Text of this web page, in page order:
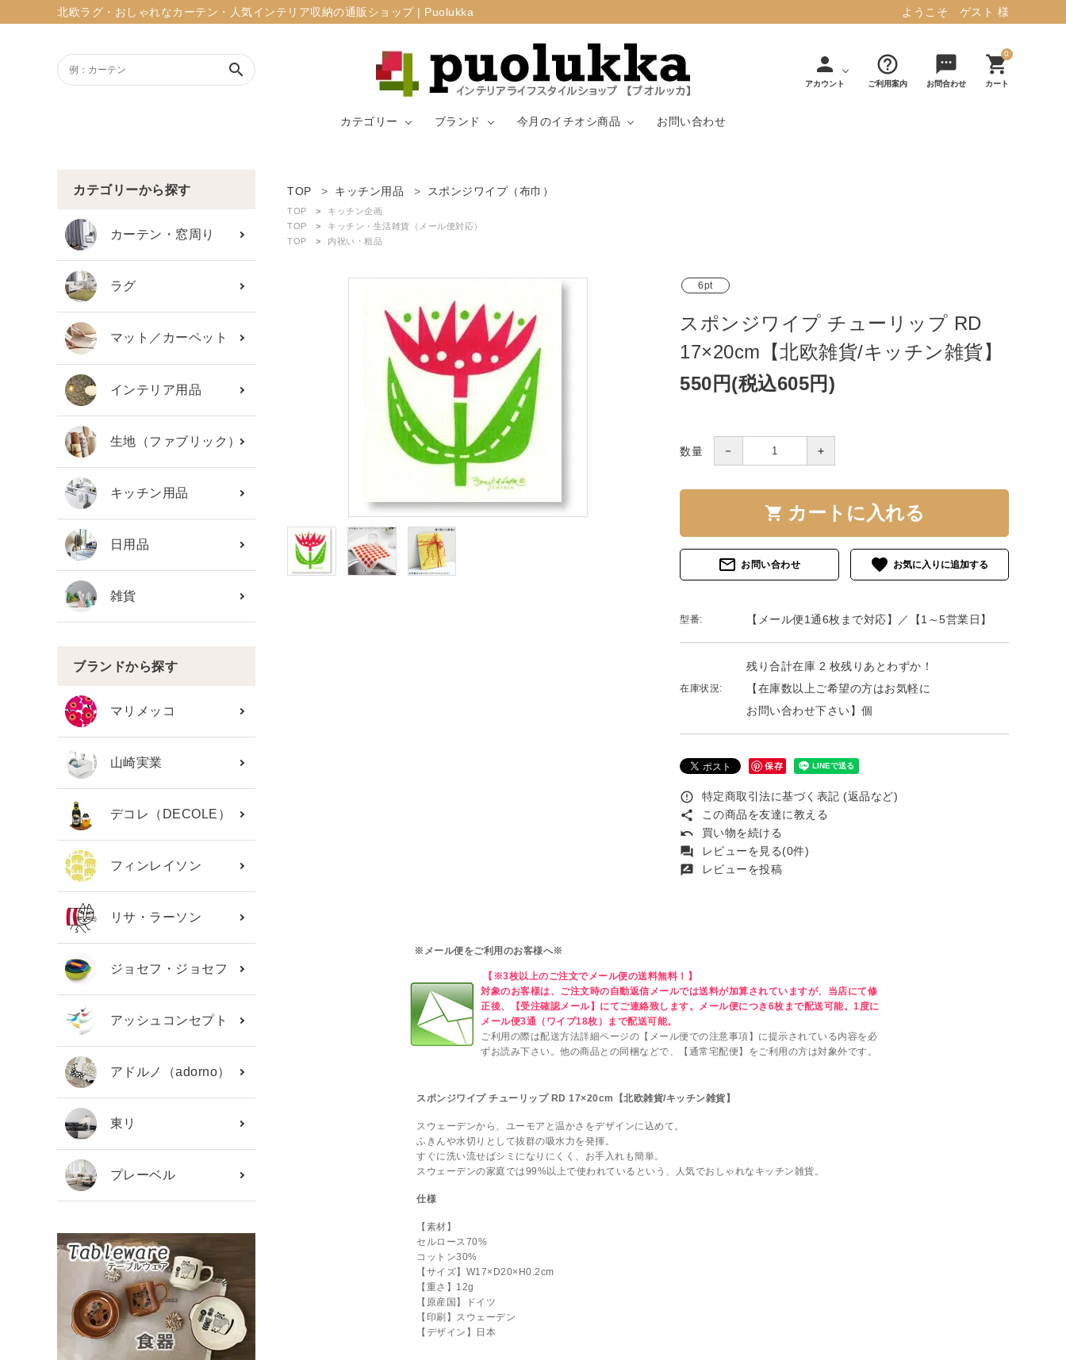
北欧ラグ・おしゃれなカーテン・人気インテリア収納の通販ショップ | Puolukka ようこそ ゲスト 様
search person
アカウント
help_outline
ご利用案内
sms
お問合わせ
0
shopping_cart
カート
カテゴリー
カーテン・窓周
ブランド
マリメッコ
今月のイチオシ商品
詳しく見る
お問い合わせ
ようこそ ゲスト 様
ログイン person 新規会員登録
カテゴリーから探す
ブランド
ガイドライン
カテゴリーから探す
カーテン・窓周り
ラグ
マット／カーペット
インテリア用品
生地（ファブリック）
キッチン用品
日用品
雑貨
ブランドから探す
マリメッコ
山崎実業
デコレ（DECOLE）
フィンレイソン
リサ・ラーソン
ジョセフ・ジョセフ
アッシュコンセプト
アドルノ（adorno）
東リ
プレーベル
TOP キッチン用品 スポンジワイプ（布巾）
TOP
キッチン企画
TOP
キッチン・生活雑貨（メール便対応）
TOP
内祝い・粗品
6pt
スポンジワイプ チューリップ RD
17×20cm【北欧雑貨/キッチン雑貨】
550円(税込605円)
数量 － ＋
shopping_cart カートに入れる
mail_outline お問い合わせ favorite
型番: 【メール便1通6枚まで対応】／【1～5営業日】
在庫状況:
残り合計在庫 2 枚残りあとわずか！
【在庫数以上ご希望の方はお気軽に
お問い合わせ下さい】個
保存
error_outline 特定商取引法に基づく表記 (返品など)
share この商品を友達に教える
undo 買い物を続ける
forum レビューを見る(0件)
rate_review レビューを投稿
※メール便をご利用のお客様へ※
【※3枚以上のご注文でメール便の送料無料！】
対象のお客様は、ご注文時の自動返信メールでは送料が加算されていますが、当店にて修
正後、【受注確認メール】にてご連絡致します。メール便につき6枚まで配送可能。1度に
メール便3通（ワイプ18枚）まで配送可能。
ご利用の際は配送方法詳細ページの【メール便での注意事項】に提示されている内容を必
ずお読み下さい。他の商品との同梱などで、【通常宅配便】をご利用の方は対象外です。
スポンジワイプ チューリップ RD 17×20cm【北欧雑貨/キッチン雑貨】
スウェーデンから、ユーモアと温かさをデザインに込めて。
ふきんや水切りとして抜群の吸水力を発揮。
すぐに洗い流せばシミになりにくく、お手入れも簡単。
スウェーデンの家庭では99%以上で使われているという、人気でおしゃれなキッチン雑貨。
仕様
【素材】
セルロース70%
コットン30%
【サイズ】W17×D20×H0.2cm
【重さ】12g
【原産国】ドイツ
【印刷】スウェーデン
【デザイン】日本